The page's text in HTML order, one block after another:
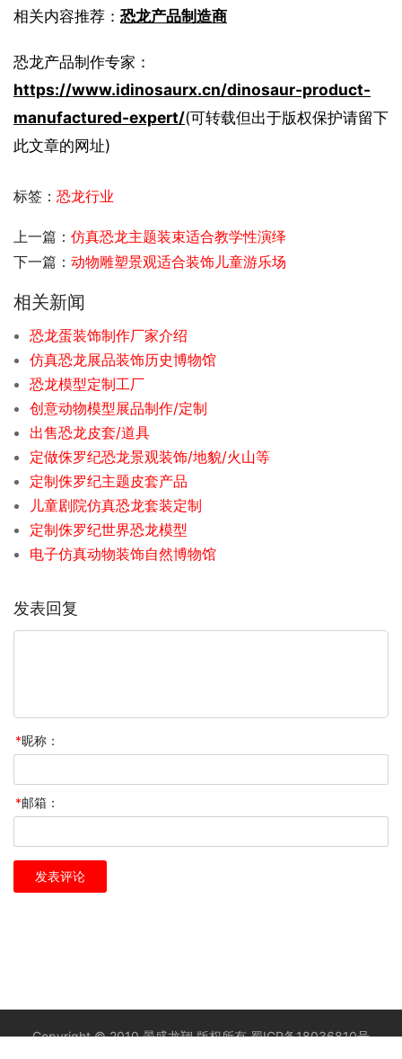
相关内容推荐： 恐龙产品制造商
恐龙产品制作专家：
https://www.idinosaurx.cn/dinosaur-product-
manufactured-expert/(可转载但出于版权保护请留下
此文章的网址)
标签： 恐龙行业
上一篇： 仿真恐龙主题装束适合教学性演绎
下一篇： 动物雕塑景观适合装饰儿童游乐场
相关新闻
恐龙蛋装饰制作厂家介绍
仿真恐龙展品装饰历史博物馆
恐龙模型定制工厂
创意动物模型展品制作/定制
出售恐龙皮套/道具
定做侏罗纪恐龙景观装饰/地貌/火山等
定制侏罗纪主题皮套产品
儿童剧院仿真恐龙套装定制
定制侏罗纪世界恐龙模型
电子仿真动物装饰自然博物馆
发表回复
*昵称：
*邮箱：
Copyright © 2010 景盛龙翔 版权所有蜀ICP备18036810号